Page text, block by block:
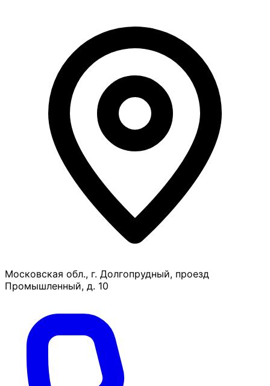
Московская обл., г. Долгопрудный, проезд
Промышленный, д. 10